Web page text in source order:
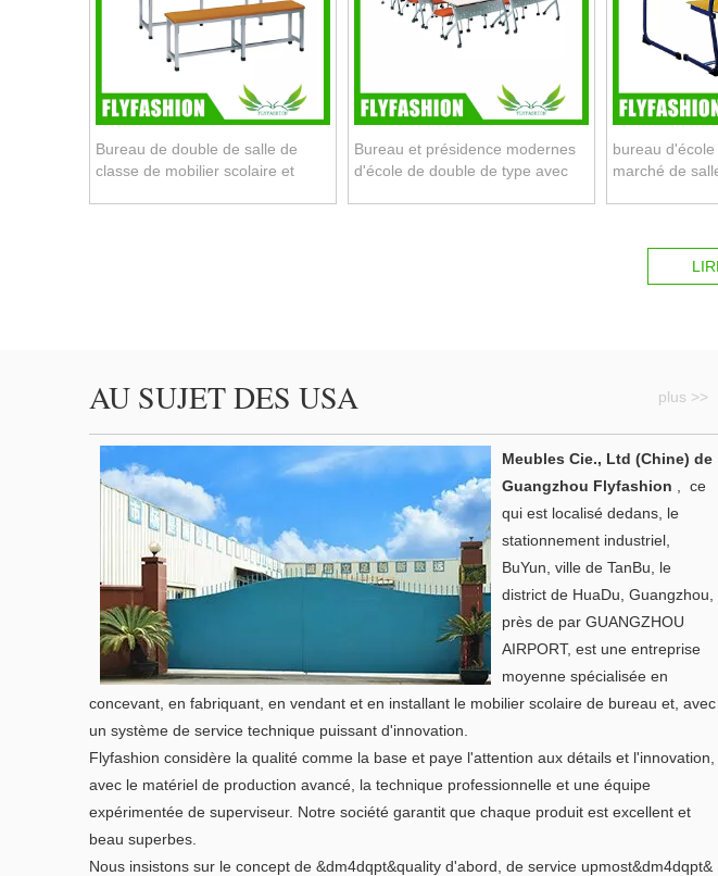
Bureau de double de salle de
classe de mobilier scolaire et
Bureau et présidence modernes
d'école de double de type avec
bureau
marché de
AU SUJET DES USA plus >>
Meubles Cie., Ltd (Chine) de
Guangzhou Flyfashion
ce
qui est localisé dedans, le
stationnement industriel,
BuYun, ville de TanBu, le
district de HuaDu, Guangzhou,
près de par GUANGZHOU
AIRPORT, est une entreprise
moyenne spécialisée en
concevant, en fabriquant, en vendant et en installant le mobilier scolaire de bureau et, avec
un système de service technique puissant d'innovation.
Flyfashion considère la qualité comme la base et paye l'attention aux détails et l'innovation,
avec le matériel de production avancé, la technique professionnelle et une équipe
expérimentée de superviseur. Notre société garantit que chaque produit est excellent et
beau superbes.
Nous insistons sur le concept de &dm4dqpt&quality d'abord, de service upmost&dm4dqpt&